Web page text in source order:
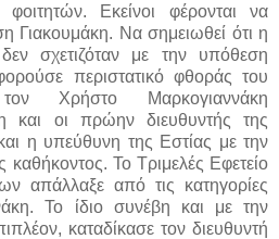
Εκείνοι φέρονται να
Γιακουμάκη. Να σημειωθεί ότι η
σχετιζόταν με την υπόθεση
περιστατικό φθοράς του
Χρήστο Μαρκογιαννάκη
και οι πρώην διευθυντής της
η υπεύθυνη της Εστίας με την
Το Τριμελές Εφετείο
απάλλαξε από τις κατηγορίες
Το ίδιο συνέβη και με την
καταδίκασε τον διευθυντή